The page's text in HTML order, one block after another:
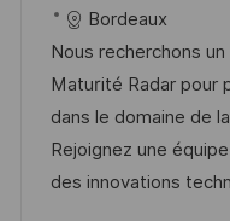
a
l
i
s
a
t
f
é
r
e
n
c
a
t
é
g
o
r
Bordeaux
Nous recherchons
Maturité Radar pour
dans le domaine de
Rejoignez une
des innovations